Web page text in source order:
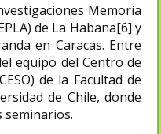
Memoria
de La Habana[6]​ y
en Caracas. Entre
equipo del Centro de
de la Facultad de
de Chile, donde